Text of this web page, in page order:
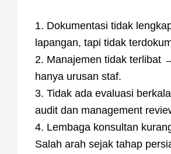
1. Dokumentasi tidak
lapangan, tapi tidak
2. Manajemen tidak terlibat
hanya urusan staf.
3. Tidak ada evaluasi
audit dan management
4. Lembaga konsultan
Salah arah sejak tahap